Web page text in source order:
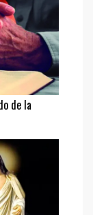
de la